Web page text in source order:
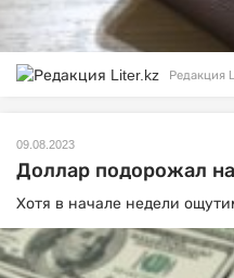
Редакция
09.08.2023
Доллар подорожал на
Хотя в начале недели